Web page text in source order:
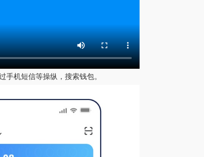
手机短信等操纵，搜索钱包。